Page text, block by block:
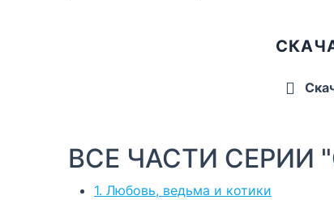
ВСЕ ЧАСТИ СЕРИИ
1. Любовь, ведьма и котики